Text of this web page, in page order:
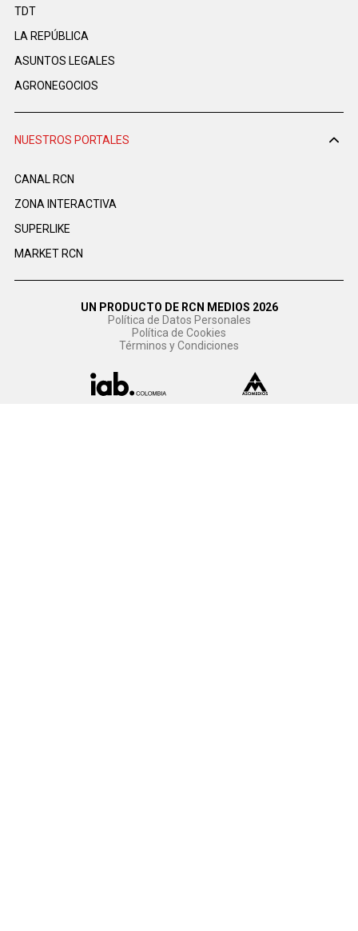
TDT
LA REPÚBLICA
ASUNTOS LEGALES
AGRONEGOCIOS
NUESTROS PORTALES
CANAL RCN
ZONA INTERACTIVA
SUPERLIKE
MARKET RCN
UN PRODUCTO DE RCN MEDIOS 2026
Política de Datos Personales
Política de Cookies
Términos y Condiciones